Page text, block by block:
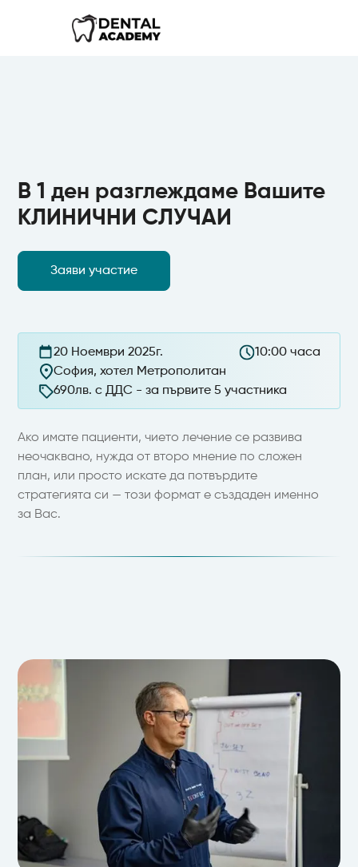
В 1 ден разглеждаме Вашите
КЛИНИЧНИ СЛУЧАИ
Заяви участие
20 Ноември 2025г.
10:00 часа
София, хотел Метрополитан
690лв. с ДДС - за първите 5 участника
Ако имате пациенти, чието лечение се развива
неочаквано, нужда от второ мнение по сложен
план, или просто искате да потвърдите
стратегията си — този формат е създаден именно
за Вас.